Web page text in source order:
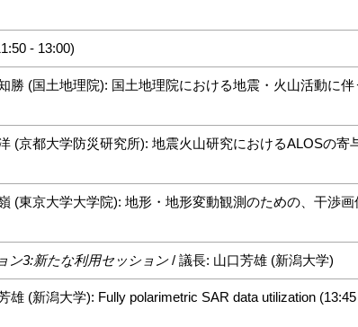
- 13:00)
勝 (国土地理院): 国土地理院における地震・火山活動に
(京都大学防災研究所): 地震火山研究におけるALOSの寄
(東京大学大学院): 地形・地形変動観測のための、干渉
ン3:新たな利用セッション/ 議長: 山口芳雄 (新潟大学)
雄 (新潟大学): Fully polarimetric SAR data utilization